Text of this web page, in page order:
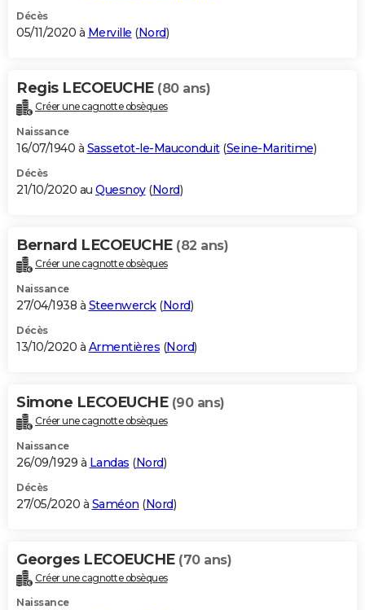
Décès
05/11/2020 à Merville (Nord)
Regis LECOEUCHE (80 ans)
Créer une cagnotte obsèques
Naissance
16/07/1940 à Sassetot-le-Mauconduit(Seine-Maritime)
Décès
21/10/2020 au Quesnoy(Nord)
Bernard LECOEUCHE (82 ans)
Créer une cagnotte obsèques
Naissance
27/04/1938 à Steenwerck(Nord)
Décès
13/10/2020 à Armentières (Nord)
Simone LECOEUCHE (90 ans)
Créer une cagnotte obsèques
Naissance
26/09/1929 à Landas (Nord)
Décès
27/05/2020 à Saméon (Nord)
Georges LECOEUCHE (70 ans)
Créer une cagnotte obsèques
Naissance